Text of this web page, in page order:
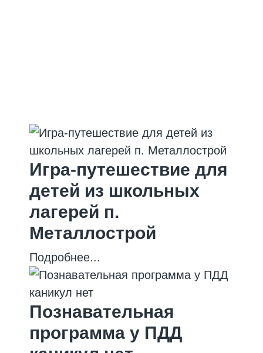
Игра-путешествие для
детей из школьных
лагерей п.
Металлострой
Подробнее...
Познавательная
программа у ПДД